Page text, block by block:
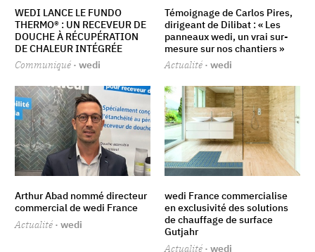
WEDI LANCE LE FUNDO
THERMO® : UN RECEVEUR DE
DOUCHE À RÉCUPÉRATION
DE CHALEUR INTÉGRÉE
Communiqué · wedi
Témoignage de Carlos Pires,
dirigeant de Dilibat : « Les
panneaux wedi, un vrai sur-
mesure sur nos chantiers »
Actualité · wedi
Arthur Abad nommé directeur
commercial de wedi France
Actualité · wedi
wedi France commercialise
en exclusivité des solutions
de chauffage de surface
Gutjahr
Actualité · wedi